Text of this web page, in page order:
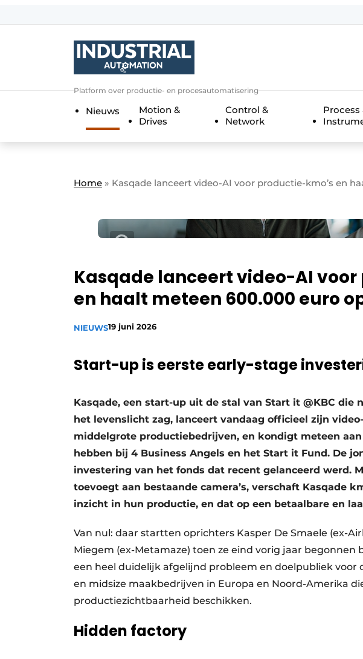
Algemene voorwaarden
Contact
Direct contact
Evenement aanmelden
Meest gelezen
Privacy / Cookie statement
Vacature aanmelden
Vacatures
Platform over productie- en procesautomatisering
Nieuws
Motion &
Drives
Control &
Network
Process
Home » Kasqade lanceert video-AI voor productie-kmo’s en
Kasqade lanceert video-AI
en haalt meteen 600.000 euro
NIEUWS19 juni 2026
Start-up is eerste early-stage
Kasqade, een start-up uit de stal van Start it @KBC die
het levenslicht zag, lanceert vandaag officieel zijn
middelgrote productiebedrijven, en kondigt meteen
hebben bij 4 Business Angels en het Start it Fund. De
investering van het fonds dat recent gelanceerd werd.
toevoegt aan bestaande camera’s, verschaft Kasqade
inzicht in hun productie, en dat op een betaalbare en
Van nul: daar startten oprichters Kasper De Smaele (ex-
Miegem (ex-Metamaze) toen ze eind vorig jaar begonnen
een heel duidelijk afgelijnd probleem en doelpubliek voor
en midsize maakbedrijven in Europa en Noord-Amerika
productiezichtbaarheid beschikken.
Hidden factory